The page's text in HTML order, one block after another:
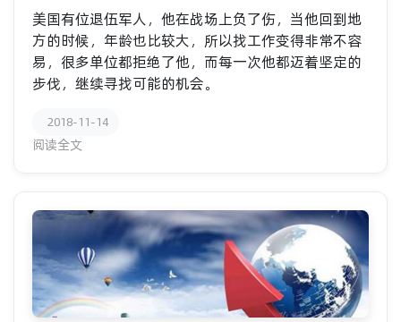
美国有位退伍军人，他在战场上负了伤，当他回到地
方的时候，年龄也比较大，所以找工作变得非常不容
易，很多单位都拒绝了他，而每一次他都迈着坚定的
步伐，继续寻找可能的机会。
2018-11-14
阅读全文